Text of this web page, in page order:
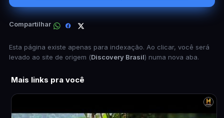
Compartilhar
Esta página existe apenas para indexação. Ao clicar, você será
levado ao site de origem (Discovery Brasil) numa nova aba.
Mais links pra você